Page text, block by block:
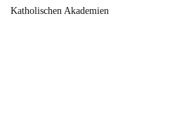
Katholischen Akademien